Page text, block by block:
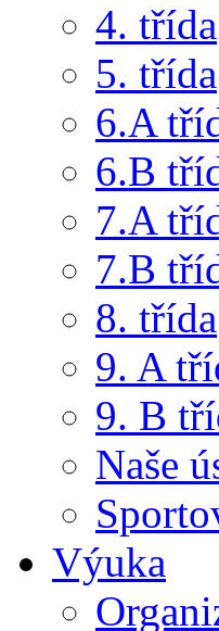
4. třída
5. třída
6.A
6.B
7.A
7.B
8. třída
9. A
9. B
Naše
Výuka